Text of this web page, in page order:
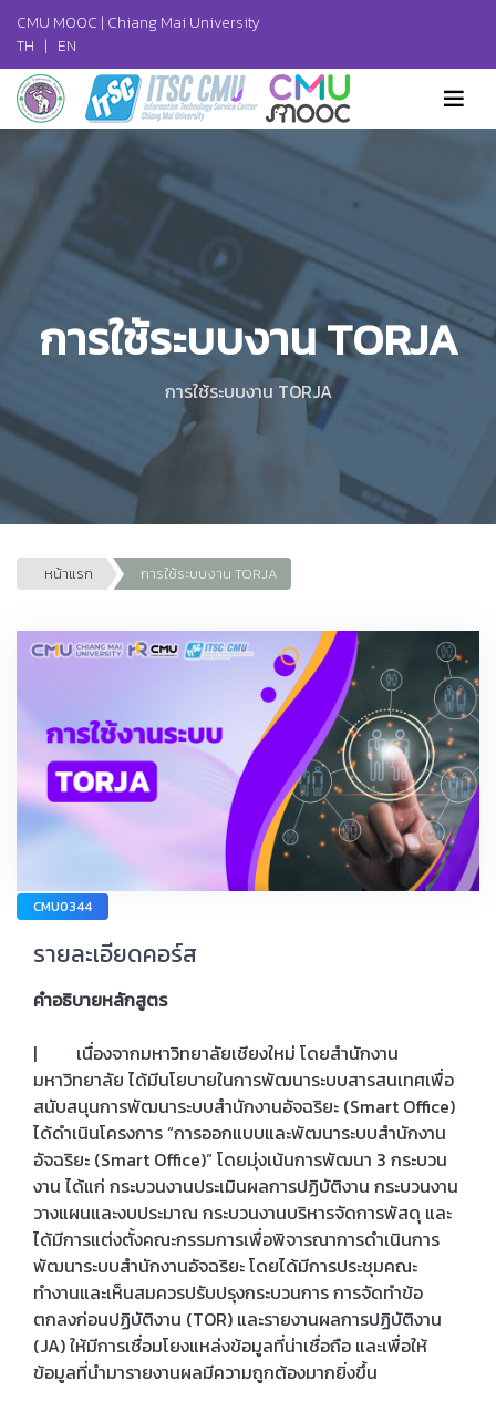
CMU MOOC | Chiang Mai University
TH | EN
การใช้ระบบงาน TORJA
การใช้ระบบงาน TORJA
หน้าแรก การใช้ระบบงาน TORJA
CMU0344
รายละเอียดคอร์ส
คำอธิบายหลักสูตร
| เนื่องจากมหาวิทยาลัยเชียงใหม่ โดยสำนักงาน
มหาวิทยาลัย ได้มีนโยบายในการพัฒนาระบบสารสนเทศเพื่อ
สนับสนุนการพัฒนาระบบสำนักงานอัจฉริยะ (Smart Office)
ได้ดำเนินโครงการ “การออกแบบและพัฒนาระบบสำนักงาน
อัจฉริยะ (Smart Office)” โดยมุ่งเน้นการพัฒนา 3 กระบวน
งาน ได้แก่ กระบวนงานประเมินผลการปฏิบัติงาน กระบวนงาน
วางแผนและงบประมาณ กระบวนงานบริหารจัดการพัสดุ และ
ได้มีการแต่งตั้งคณะกรรมการเพื่อพิจารณาการดำเนินการ
พัฒนาระบบสำนักงานอัจฉริยะ โดยได้มีการประชุมคณะ
ทำงานและเห็นสมควรปรับปรุงกระบวนการ การจัดทำข้อ
ตกลงก่อนปฏิบัติงาน (TOR) และรายงานผลการปฏิบัติงาน
(JA) ให้มีการเชื่อมโยงแหล่งข้อมูลที่น่าเชื่อถือ และเพื่อให้
ข้อมูลที่นำมารายงานผลมีความถูกต้องมากยิ่งขึ้น